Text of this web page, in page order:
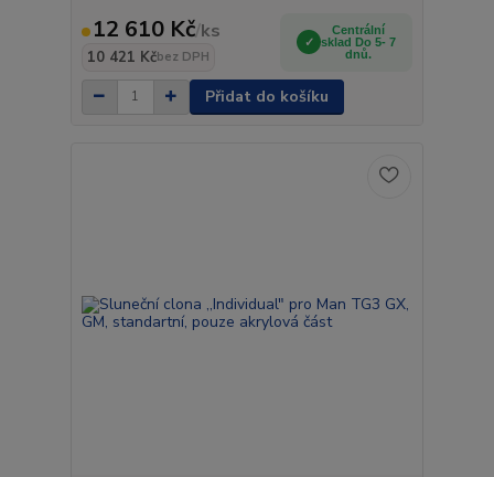
12 610 Kč/ks
10 421 Kčbez DPH
Centrální
sklad Do 5- 7
dnů.
Přidat do košíku